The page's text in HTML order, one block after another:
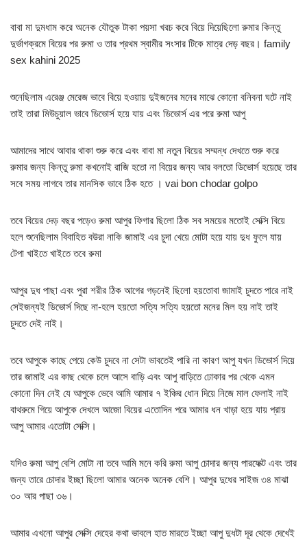
বাবা মা দুমধাম করে অনেক যৌতুক টাকা পয়সা খরচ করে বিয়ে দিয়েছিলো রুমার কিন্তু
দুর্ভাগক্রমে বিয়ের পর রুমা ও তার প্রথম স্বামীর সংসার টিকে মাত্র দেড় বছর। family
sex kahini 2025
শুনেছিলাম এরেঞ্জ মেরেজ ভাবে বিয়ে হওয়ায় দুইজনের মনের মাঝে কোনো বনিবনা ঘটে নাই
তাই তারা মিউচুয়াল ভাবে ডিভোর্স হয়ে যায় এবং ডিভোর্স এর পরে রুমা আপু
আমাদের সাথে আবার থাকা শুরু করে এবং বাবা মা নতুন বিয়ের সম্মন্ধ দেখতে শুরু করে
রুমার জন্য কিন্তু রুমা কখনোই রাজি হতো না বিয়ের জন্য আর বলতো ডিভোর্স হয়েছে তার
সবে সময় লাগবে তার মানসিক ভাবে ঠিক হতে । vai bon chodar golpo
তবে বিয়ের দেড় বছর পড়েও রুমা আপুর ফিগার ছিলো ঠিক সব সময়ের মতোই সেক্সি বিয়ে
হলে শুনেছিলাম বিবাহিত বউরা নাকি জামাই এর চুদা খেয়ে মোটা হয়ে যায় দুধ ফুলে যায়
টেপা খাইতে খাইতে তবে রুমা
আপুর দুধ পাছা এবং পুরা শরীর ঠিক আগের গড়নেই ছিলো হয়তোবা জামাই চুদতে পারে নাই
সেইজন্যই ডিভোর্স দিছে না-হলে হয়তো সত্যি সত্যি হয়তো মনের মিল হয় নাই তাই
চুদতে দেই নাই।
তবে আপুকে কাছে পেয়ে কেউ চুদবে না সেটা ভাবতেই পারি না কারণ আপু যখন ডিভোর্স দিয়ে
তার জামাই এর কাছ থেকে চলে আসে বাড়ি এবং আপু বাড়িতে ঢোকার পর থেকে এমন
কোনো দিন নেই যে আপুকে ভেবে আমি আমার ৭ ইঞ্চির ধোন দিয়ে নিজে মাল ফেলাই নাই
বাথরুমে গিয়ে আপুকে দেখলে আজো বিয়ের এতোদিন পরে আমার ধন খাড়া হয়ে যায় প্রায়
আপু আমার এতোটা সেক্সি।
যদিও রুমা আপু বেশি মোটা না তবে আমি মনে করি রুমা আপু চোদার জন্য পারফেক্ট এবং তার
জন্য তারে চোদার ইচ্ছা ছিলো আমার অনেক অনেক বেশি। আপুর দুধের সাইজ ৩৪ মাঝা
৩০ আর পাছা ৩৬।
আমার এখনো আপুর সেক্সি দেহের কথা ভাবলে হাত মারতে ইচ্ছা আপু দুধটা দূর থেকে দেখেই